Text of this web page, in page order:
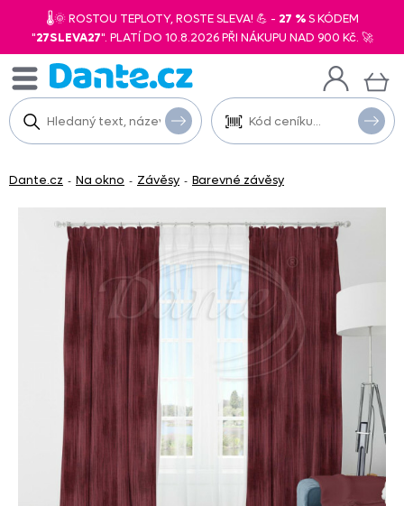
🌡️🌞 ROSTOU TEPLOTY, ROSTE SLEVA! 💪 - 27 %S KÓDEM
"27SLEVA27". PLATÍ DO 10.8.2026 PŘI NÁKUPU NAD 900 Kč. 🚀
Dante.cz - Na okno - Závěsy - Barevné závěsy